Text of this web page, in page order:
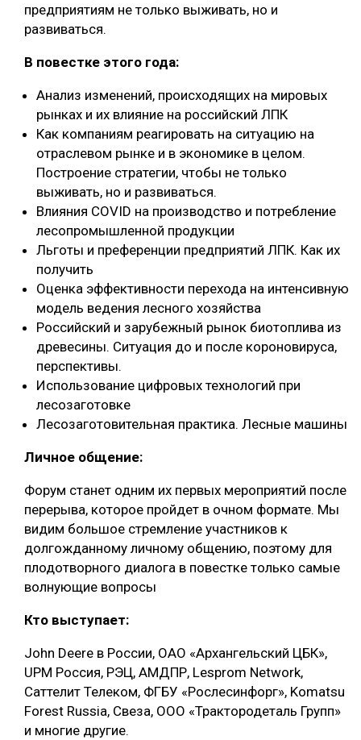
предприятиям не только выживать, но и
развиваться.
В повестке этого года:
Анализ изменений, происходящих на мировых
рынках и их влияние на российский ЛПК
Как компаниям реагировать на ситуацию на
отраслевом рынке и в экономике в целом.
Построение стратегии, чтобы не только
выживать, но и развиваться.
Влияния COVID на производство и потребление
лесопромышленной продукции
Льготы и преференции предприятий ЛПК. Как их
получить
Оценка эффективности перехода на интенсивную
модель ведения лесного хозяйства
Российский и зарубежный рынок биотоплива из
древесины. Ситуация до и после короновируса,
перспективы.
Использование цифровых технологий при
лесозаготовке
Лесозаготовительная практика. Лесные машины
Личное общение:
Форум станет одним их первых мероприятий после
перерыва, которое пройдет в очном формате. Мы
видим большое стремление участников к
долгожданному личному общению, поэтому для
плодотворного диалога в повестке только самые
волнующие вопросы
Кто выступает:
John Deere в России, ОАО «Архангельский ЦБК»,
UPM Россия, РЭЦ, АМДПР, Lesprom Network,
Саттелит Телеком, ФГБУ «Рослесинфорг», Komatsu
Forest Russia, Свеза, ООО «Трактородеталь Групп»
и многие другие.